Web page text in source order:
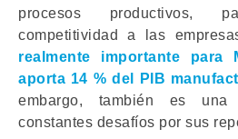
procesos productivos,
competitividad a las
realmente importante para
aporta 14 % del
PIB
embargo, también es
constantes desafíos por sus